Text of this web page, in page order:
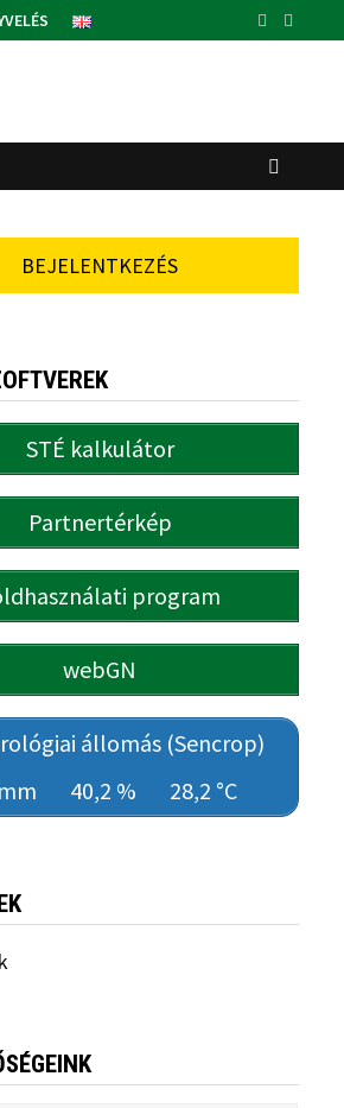
BEJELENTKEZÉS
STÉ kalkulátor
Partnertérkép
program
webGN
állomás (Sencrop)
mm
40,2 % 28,2 °C